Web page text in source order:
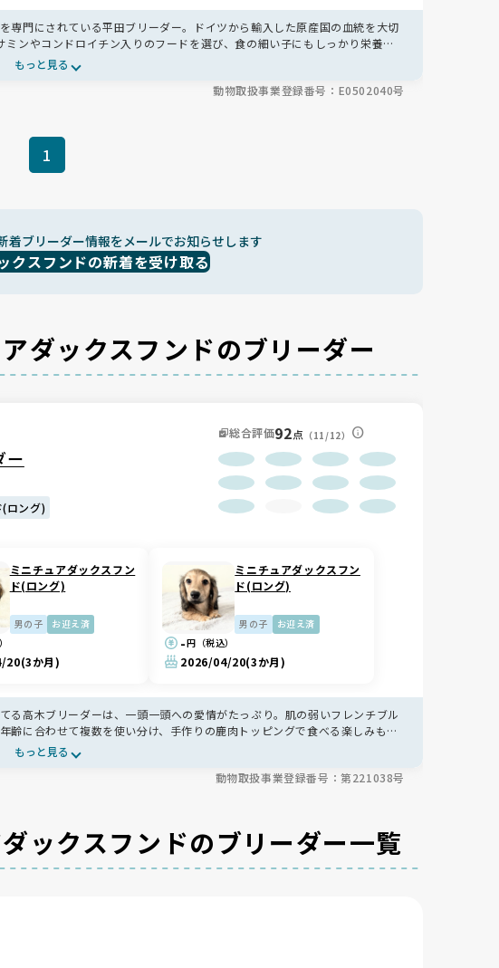
専門にされている平田ブリーダー。ドイツから輸入した原産国の血統を大切
ンやコンドロイチン入りのフードを選び、食の細い子にもしっかり栄養が
広いお庭でのびのび過ごし、サロンのスペースも活用💪出産も初回ヒートを
の負担にも丁寧に配慮されています🌸
もっと見る
動物取扱事業登録番号：E0502040号
1
着ブリーダー情報をメールでお知らせします
クスフンドの新着を受け取る
ダックスフンドのブリーダー
ー
ロング)
総合評価92点 （11/12）
ミニチュアダックスフン
ド(ロング)
男の子 お迎え済
20(3か月)
ミニチュアダックスフン
ド(ロング)
男の子 お迎え済
-円（税込）
2026/04/20(3か月)
る高木ブリーダーは、一頭一頭への愛情がたっぷり。肌の弱いフレンチブル
齢に合わせて複数を使い分け、手作りの鹿肉トッピングで食べる楽しみも工
人になついて育ち、お迎え後もLINEで相談でき、里帰りも受け付ける手厚
もっと見る
動物取扱事業登録番号：第221038号
ックスフンドのブリーダー一覧